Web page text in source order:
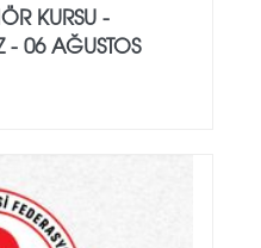
KURSU -
- 06 AĞUSTOS